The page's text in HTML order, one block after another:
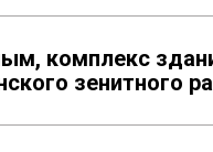
комплекс
зенитного